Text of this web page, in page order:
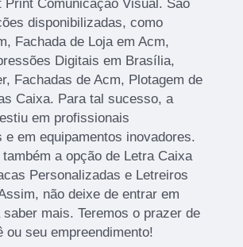
Print Comunicação Visual. São
disponibilizadas, como
Fachada de Loja em Acm,
Digitais em Brasília,
Fachadas de Acm, Plotagem de
Caixa. Para tal sucesso, a
em profissionais
e em equipamentos inovadores.
a opção de Letra Caixa
Personalizadas e Letreiros
não deixe de entrar em
mais. Teremos o prazer de
ou seu empreendimento!